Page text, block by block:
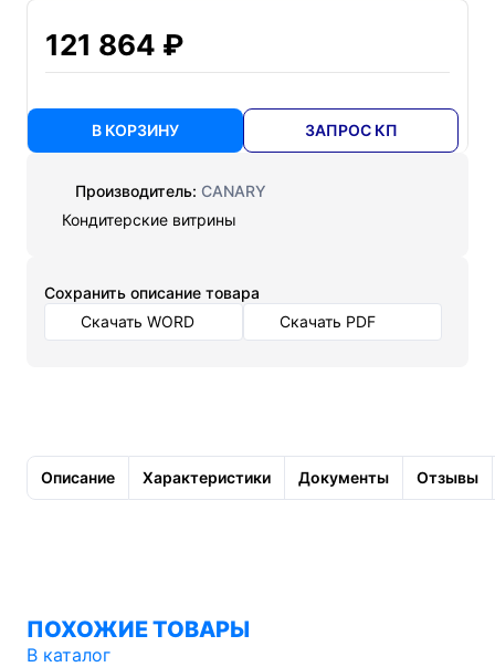
121 864 ₽
В КОРЗИНУ ЗАПРОС КП
Производитель: CANARY
Кондитерские витрины
Cохранить описание товара
Скачать WORD
Скачать PDF
Описание Характеристики Документы Отзывы
ПОХОЖИЕ ТОВАРЫ
В каталог